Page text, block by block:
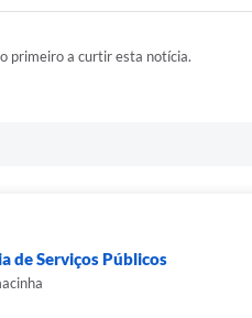
primeiro a curtir esta notícia.
de Serviços Públicos